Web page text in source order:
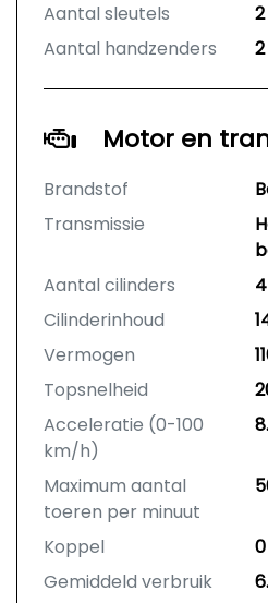
Aantal sleutels
2
Aantal handzenders
2
Motor en
Brandstof
Transmissie
Aantal cilinders
4
Cilinderinhoud
Vermogen
Topsnelheid
Acceleratie (0-100
km/h)
Maximum aantal
toeren per minuut
Koppel
Gemiddeld verbruik